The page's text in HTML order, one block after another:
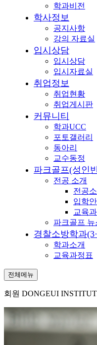
학과비전
학사정보
공지사항
강의 자료실
입시상담
입시상담
입시자료실
취업정보
취업현황
취업게시판
커뮤니티
학과UCC
포토갤러리
동아리
교수동정
파크골프(성인
전공 소개
전공
입학
교육
파크골프 뉴
경찰소방학과
학과소개
교육과정표
전체메뉴
회원 DONGEUI